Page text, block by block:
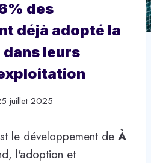
des
déjà adopté la
leurs
juillet 2025
le développement de À
l'adoption et